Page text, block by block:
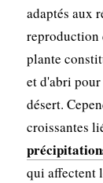
adaptés aux
reproduction
plante
et d'abri
désert.
croissantes
qui affectent